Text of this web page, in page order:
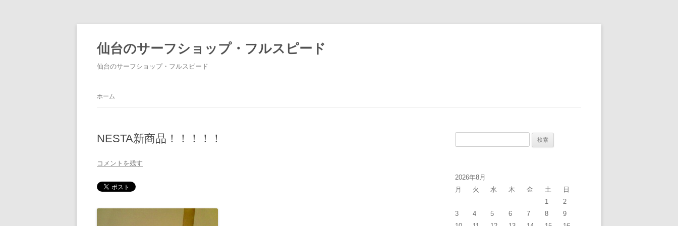
仙台のサーフショップ・フルスピード
仙台のサーフショップ・フルスピード
ホーム
NESTA新商品！！！！！
コメントを残す
2026年8月
月
火 水 木 金 土
日
1
2
3
4 5 6 7 8
9